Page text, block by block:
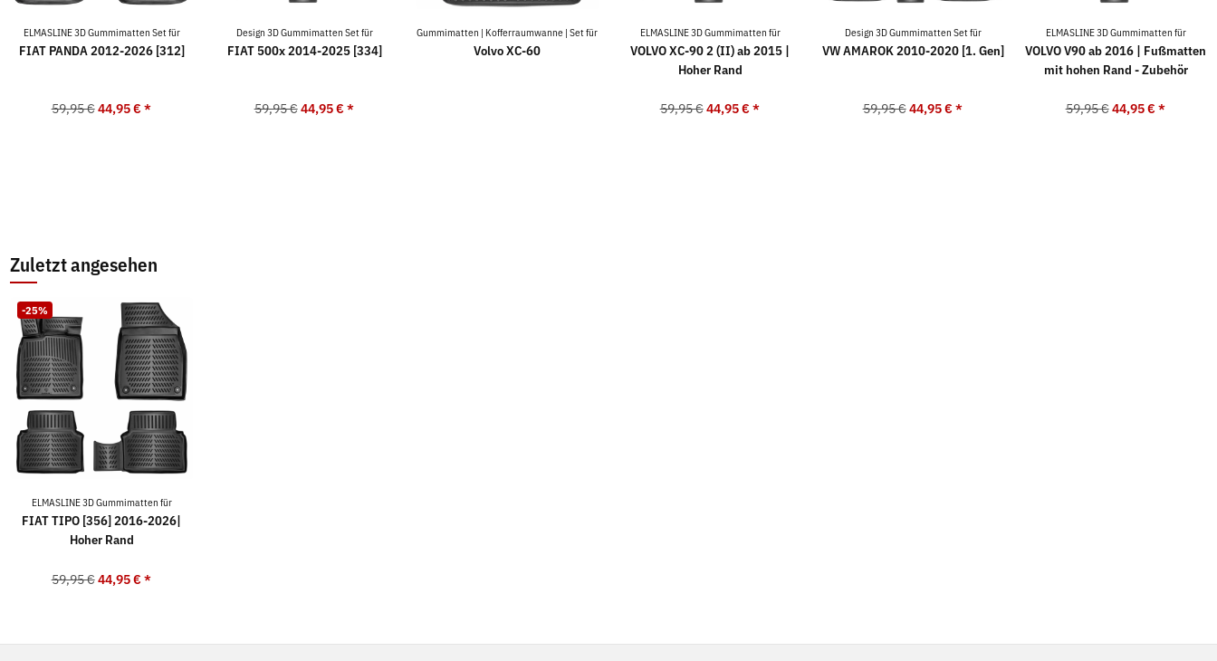
ELMASLINE 3D Gummimatten Set für
FIAT PANDA 2012-2026 [312]
59,95 € 44,95 €*
Design 3D Gummimatten Set für
FIAT 500x 2014-2025 [334]
59,95 € 44,95 €*
Gummimatten | Kofferraumwanne | Set für
Volvo XC-60
ELMASLINE 3D Gummimatten für
VOLVO XC-90 2 (II) ab 2015 |
Hoher Rand
59,95 € 44,95 €*
Design 3D Gummimatten Set für
VW AMAROK 2010-2020 [1. Gen]
59,95 € 44,95 €*
ELMASLINE 3D Gummimatten für
VOLVO V90 ab 2016 | Fußmatten
mit hohen Rand - Zubehör
59,95 € 44,95 €*
Zuletzt angesehen
-25%
ELMASLINE 3D Gummimatten für
FIAT TIPO [356] 2016-2026|
Hoher Rand
59,95 € 44,95 €*